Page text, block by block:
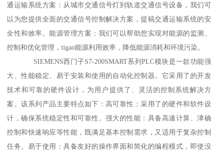
通运输系统方案：从城市交通信号灯到轨道交通信号设备，我们可
以为您提供全面的交通信号控制解决方案，提稿交通运输系统的安
全性和效率。能源管理方案：我们可以帮助您实现对能源的监测、
控制和优化管理，tigao能源利用效率，降低能源消耗和环境污染。
SIEMENS西门子S7-200SMART系列PLC模块是一款功能强
大、性能稳定、易于安装和使用的自动化控制器。它采用了的开发
技术和可靠的硬件设计，为用户提供了、灵活的控制系统解决方
案。该系列产品主要特点如下：高可靠性：采用了的硬件和软件设
计，确保系统稳定性和可靠性。强大的性能：具备高速计算、津确
控制和快速响应等性能，既满足基本控制需求，又适用于复杂控制
任务。易于使用：具备友好的操作界面和简化的编程模式，即使没